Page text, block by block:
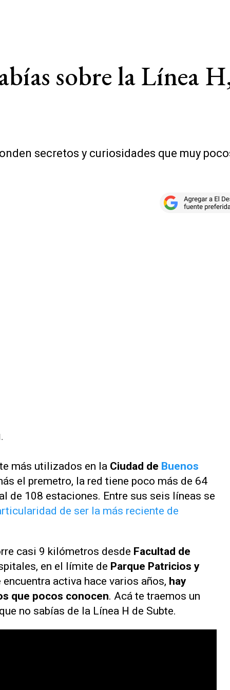
sobre la Línea
secretos y curiosidades que muy
más utilizados en la Ciudad de Buenos
el premetro, la red tiene poco más de 64
de 108 estaciones. Entre sus seis líneas se
de ser la más reciente de
casi 9 kilómetros desde Facultad de
en el límite de Parque Patricios y
activa hace varios años, hay
que pocos conocen. Acá te traemos un
no sabías de la Línea H de Subte.